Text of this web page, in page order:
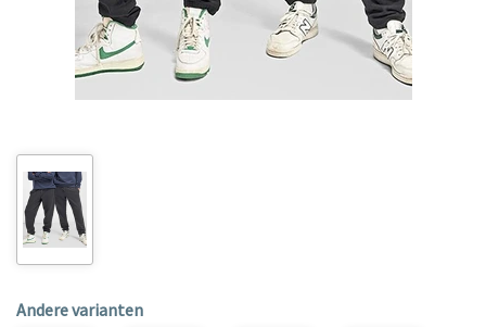
Andere varianten